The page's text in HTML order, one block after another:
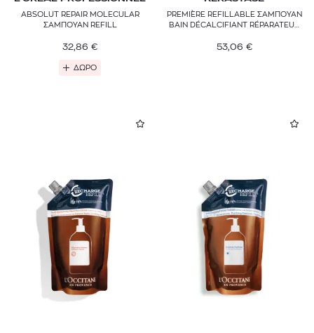
ABSOLUT REPAIR MOLECULAR
ΣΑΜΠΟΥΑΝ REFILL
32,86 €
ΔΩΡΟ
PREMIÈRE REFILLABLE ΣΑΜΠΟΥΑΝ
BAIN DÉCALCIFIANT RÉPARATEUR
53,06 €